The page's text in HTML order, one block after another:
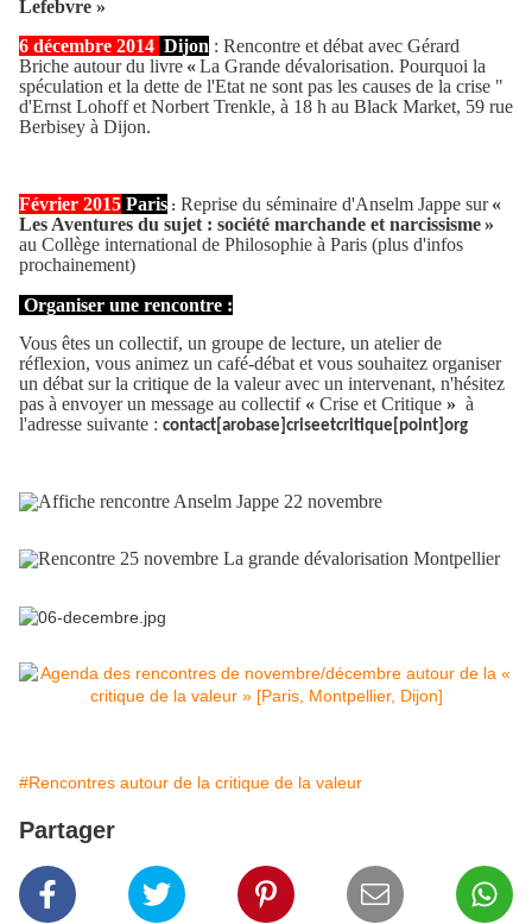
Lefebvre »
6 décembre 2014 Dijon : Rencontre et débat avec Gérard
Briche autour du livre «La Grande dévalorisation. Pourquoi la
spéculation et la dette de l'Etat ne sont pas les causes de la crise "
d'Ernst Lohoff et Norbert Trenkle, à 18 h au Black Market, 59 rue
Berbisey à Dijon.
Février 2015 Paris : Reprise du séminaire d'Anselm Jappe sur «
Les Aventures du sujet : société marchande et narcissisme»
au Collège international de Philosophie à Paris (plus d'infos
prochainement)
Organiser une rencontre :
Vous êtes un collectif, un groupe de lecture, un atelier de
réflexion, vous animez un café-débat et vous souhaitez organiser
un débat sur la critique de la valeur avec un intervenant, n'hésitez
pas à envoyer un message au collectif « Crise et Critique » à
l'adresse suivante : contact[arobase]criseetcritique[point]org
#Rencontres autour de la critique de la valeur
Partager